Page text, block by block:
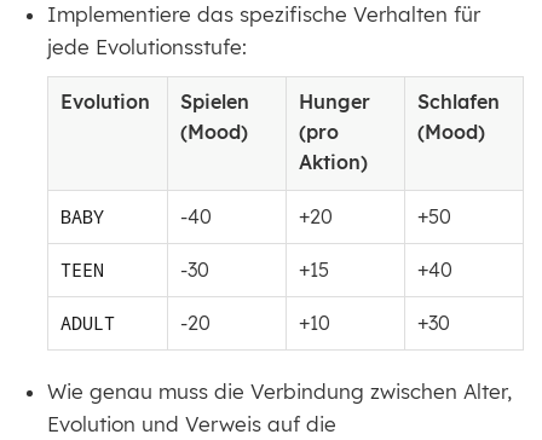
Implementiere das spezifische Verhalten für
jede Evolutionsstufe:
Evolution
Spielen
(Mood)
Hunger
(pro
Aktion)
Schlafen
(Mood)
BABY -40 +20 +50
TEEN -30 +15 +40
ADULT -20 +10 +30
Wie genau muss die Verbindung zwischen Alter,
Evolution und Verweis auf die